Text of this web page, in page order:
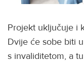
Projekt uključuje i
Dvije će sobe biti
s invaliditetom, a